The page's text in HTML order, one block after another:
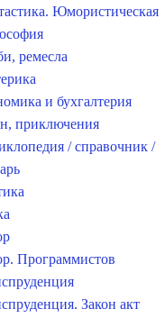
Юмористическая
ремесла
и бухгалтерия
приключения
/ справочник /
Программистов
Закон акт